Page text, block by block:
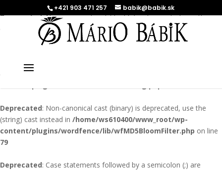
Deprecated: Non-canonical cast (double) is deprecated, use the
(float) cast instead in/home/ws610400/www_root/wp-
content/plugins/w3-total-cache/Util_Request.phpon line
Deprecated
(float) cast instead in
Deprecated: Non-canonical cast (binary) is deprecated, use the
(string) cast instead in /home/ws610400/www_root/wp-
content/plugins/wordfence/lib/wfMD5BloomFilter.php on line
79
Deprecated: Case statements followed by a semicolon (;) are
+421 903 471 257 babik@babik.sk